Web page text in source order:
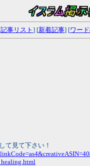
記事リスト ] [新着記事] [ワー
て見て下さい！